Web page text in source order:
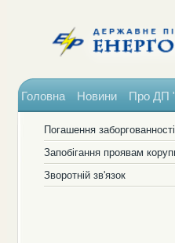
Головна Новини Про ДП
Погашення заборгованності
Запобігання проявам
Зворотній зв'язок